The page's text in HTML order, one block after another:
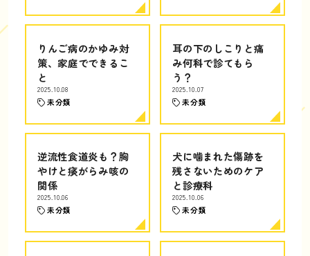
りんご病のかゆみ対
策、家庭でできるこ
と
2025.10.08
未分類
耳の下のしこりと痛
み何科で診てもら
う？
2025.10.07
未分類
逆流性食道炎も？胸
やけと痰がらみ咳の
関係
2025.10.06
未分類
犬に噛まれた傷跡を
残さないためのケア
と診療科
2025.10.06
未分類